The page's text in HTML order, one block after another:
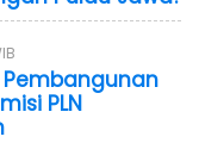
PLN